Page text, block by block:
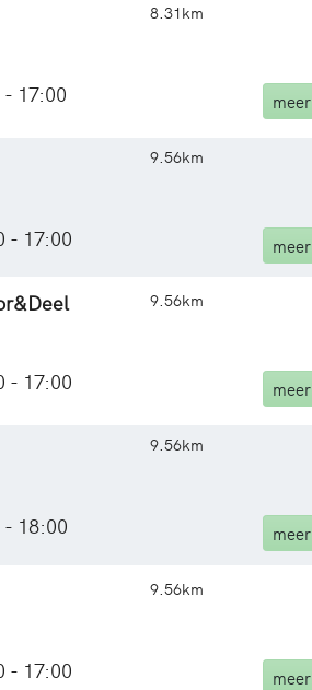
8.31km
17:00
meer
9.56km
- 17:00
meer
9.56km
- 17:00
meer
9.56km
18:00
meer
9.56km
- 17:00
meer